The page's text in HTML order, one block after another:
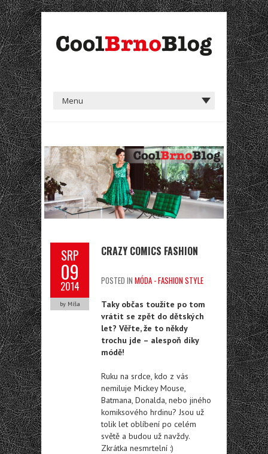
SRP
09
2014
by Míša
CRAZY COMICS FASHION
POSTED IN MÓDA - FASHION STYLE
Taky občas toužíte po tom
vrátit se zpět do dětských
let? Věřte, že to někdy
trochu jde – alespoň díky
módě!
Ruku na srdce, kdo z vás
nemiluje Mickey Mouse,
Batmana, Donalda, nebo jiného
komiksového hrdinu? Jsou už
tolik let oblíbení po celém
světě a budou už navždy.
Zkrátka nesmrtelní :)